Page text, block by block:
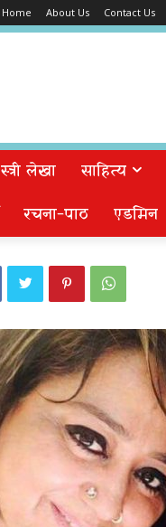
Home About Us Contact Us
स्त्री लेखा साहित्य
रचना-पाठ एडमिन